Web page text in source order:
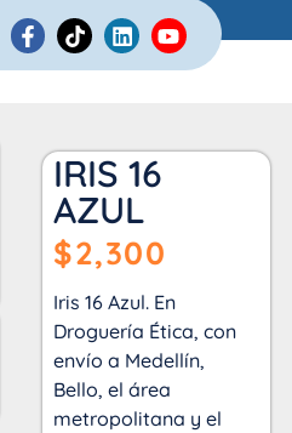
IRIS 16
AZUL
$2,300
Iris 16 Azul. En
Droguería Ética, con
envío a Medellín,
Bello, el área
metropolitana y el